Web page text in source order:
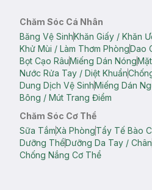
Chăm Sóc Cá Nhân
Băng Vệ SinhKhăn Giấy / Khăn
Khử Mùi / Làm Thơm PhòngDao
Bọt Cạo RâuMiếng Dán Nóng
Nước Rửa Tay / Diệt Khuẩn
Dung Dịch Vệ SinhMiếng Dán
Bông / Mút Trang Điểm
Chăm Sóc Cơ Thể
Sữa TắmXà PhòngTẩy Tế Bào
Dưỡng ThểDưỡng Da Tay / Chân
Chống Nắng Cơ Thể